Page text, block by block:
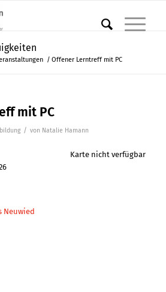
/ Offener Lerntreff mit PC
mit PC
/ von Natalie Hamann
Karte nicht verfügbar
Neuwied